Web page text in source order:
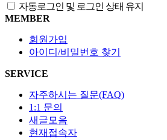
자동로그인 및 로그인 상태 유지
MEMBER
회원가입
아이디/비밀번호 찾기
SERVICE
자주하시는 질문(FAQ)
1:1 문의
새글모음
현재접속자